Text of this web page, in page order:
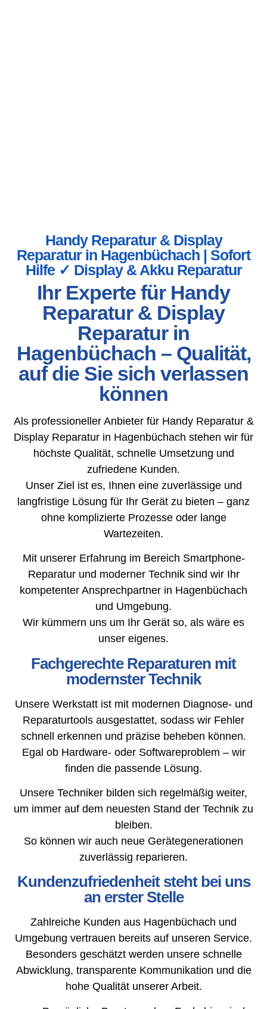
Handy Reparatur & Display
Reparatur in Hagenbüchach | Sofort
Hilfe ✓ Display & Akku Reparatur
Ihr Experte für Handy
Reparatur & Display
Reparatur in
Hagenbüchach – Qualität,
auf die Sie sich verlassen
können
Als professioneller Anbieter für Handy Reparatur &
Display Reparatur in Hagenbüchach stehen wir für
höchste Qualität, schnelle Umsetzung und
zufriedene Kunden.
Unser Ziel ist es, Ihnen eine zuverlässige und
langfristige Lösung für Ihr Gerät zu bieten – ganz
ohne komplizierte Prozesse oder lange
Wartezeiten.
Mit unserer Erfahrung im Bereich Smartphone-
Reparatur und moderner Technik sind wir Ihr
kompetenter Ansprechpartner in Hagenbüchach
und Umgebung.
Wir kümmern uns um Ihr Gerät so, als wäre es
unser eigenes.
Fachgerechte Reparaturen mit
modernster Technik
Unsere Werkstatt ist mit modernen Diagnose- und
Reparaturtools ausgestattet, sodass wir Fehler
schnell erkennen und präzise beheben können.
Egal ob Hardware- oder Softwareproblem – wir
finden die passende Lösung.
Unsere Techniker bilden sich regelmäßig weiter,
um immer auf dem neuesten Stand der Technik zu
bleiben.
So können wir auch neue Gerätegenerationen
zuverlässig reparieren.
Kundenzufriedenheit steht bei uns
an erster Stelle
Zahlreiche Kunden aus Hagenbüchach und
Umgebung vertrauen bereits auf unseren Service.
Besonders geschätzt werden unsere schnelle
Abwicklung, transparente Kommunikation und die
hohe Qualität unserer Arbeit.